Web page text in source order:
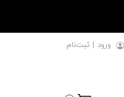
ورود | ثبت‌نام